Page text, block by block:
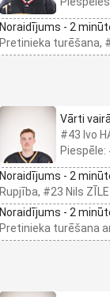
Noraidījums - 2
Pretinieka turēšana,
Vārti
#43 Ivo
Piespēle:
Noraidījums - 2
Rupjība, #23 Nils ZĪLE
Noraidījums - 2
Pretinieka turēšana